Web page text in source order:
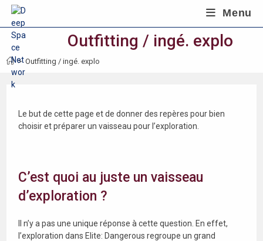
Skip
content
Menu
Outfitting / ingé. explo
> Outfitting / ingé. explo
Le but de cette page et de donner des repères pour bien
choisir et préparer un vaisseau pour l’exploration.
C’est quoi au juste un vaisseau
d’exploration ?
Il n’y a pas une unique réponse à cette question. En effet,
l’exploration dans Elite: Dangerous regroupe un grand